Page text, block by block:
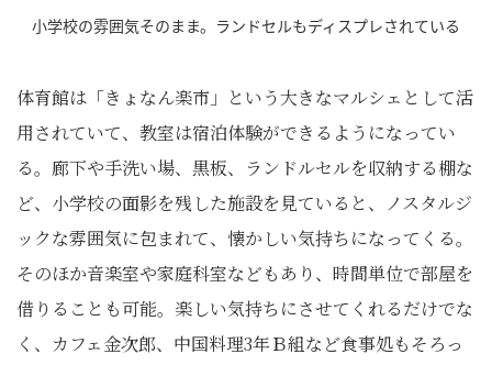
小学校の雰囲気そのまま。ランドセルもディスプレされている
体育館は「きょなん楽市」という大きなマルシェとして活
用されていて、教室は宿泊体験ができるようになってい
る。廊下や手洗い場、黒板、ランドルセルを収納する棚な
ど、小学校の面影を残した施設を見ていると、ノスタルジ
ックな雰囲気に包まれて、懐かしい気持ちになってくる。
そのほか音楽室や家庭科室などもあり、時間単位で部屋を
借りることも可能。楽しい気持ちにさせてくれるだけでな
く、カフェ金次郎、中国料理3年Ｂ組など食事処もそろっ